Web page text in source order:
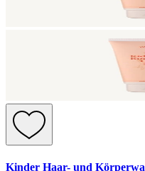
Kinder Haar- und